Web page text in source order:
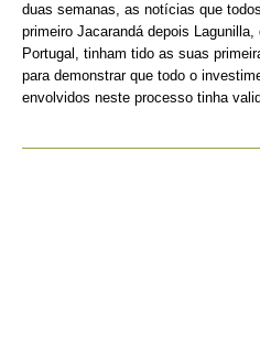
duas semanas, as notícias que
primeiro Jacarandá depois
Portugal, tinham tido as suas
para demonstrar que todo o
envolvidos neste processo tinha